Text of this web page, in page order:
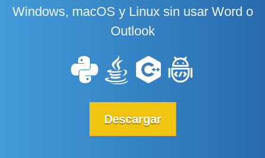
Windows, macOS y Linux sin usar Word o
Outlook
Descargar